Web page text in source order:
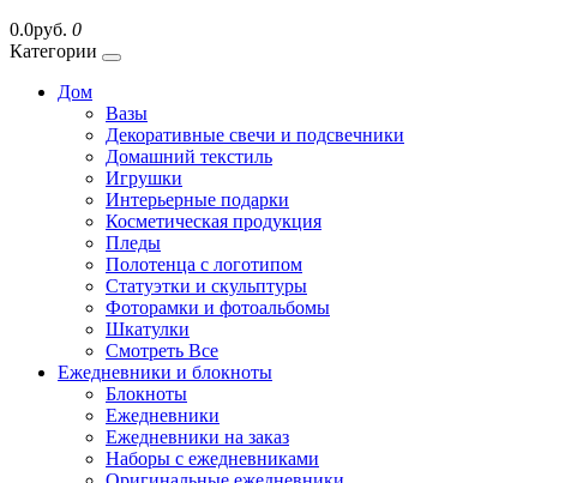
0.0руб. 0
Категории
Дом
Вазы
Декоративные свечи и подсвечники
Домашний текстиль
Игрушки
Интерьерные подарки
Косметическая продукция
Пледы
Полотенца с логотипом
Статуэтки и скульптуры
Фоторамки и фотоальбомы
Шкатулки
Смотреть Все
Ежедневники и блокноты
Блокноты
Ежедневники
Ежедневники на заказ
Наборы с ежедневниками